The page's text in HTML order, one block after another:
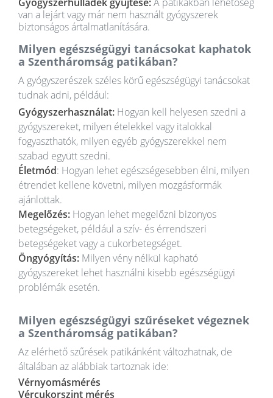
van a lejárt vagy már nem használt gyógyszerek
biztonságos ártalmatlanítására.
Milyen egészségügyi tanácsokat kaphatok
a Szentháromság patikában?
A gyógyszerészek széles körű egészségügyi tanácsokat
tudnak adni, például:
Gyógyszerhasználat: Hogyan kell helyesen szedni a
gyógyszereket, milyen ételekkel vagy italokkal
fogyaszthatók, milyen egyéb gyógyszerekkel nem
szabad együtt szedni.
Életmód: Hogyan lehet egészségesebben élni, milyen
étrendet kellene követni, milyen mozgásformák
ajánlottak.
Megelőzés: Hogyan lehet megelőzni bizonyos
betegségeket, például a szív- és érrendszeri
betegségeket vagy a cukorbetegséget.
Öngyógyítás: Milyen vény nélkül kapható
gyógyszereket lehet használni kisebb egészségügyi
problémák esetén.
Milyen egészségügyi szűréseket végeznek
a Szentháromság patikában?
Az elérhető szűrések patikánként változhatnak, de
általában az alábbiak tartoznak ide:
Vérnyomásmérés
Vércukorszint mérés